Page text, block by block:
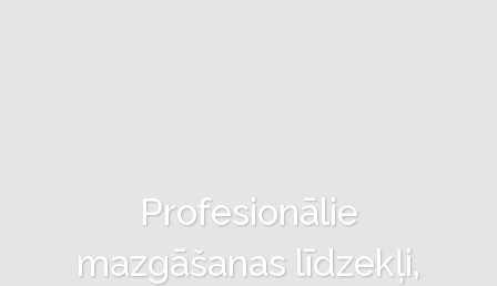
Profesionālie
mazgāšanas līdzekļi,